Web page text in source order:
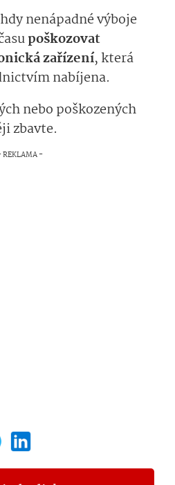
nenápadné výboje
poškozovat
zařízení, která
nabíjena.
nebo poškozených
zbavte.